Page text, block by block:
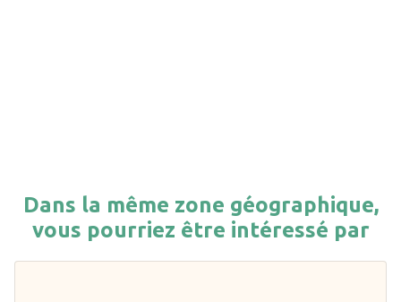
Dans la même zone géographique,
vous pourriez être intéressé par